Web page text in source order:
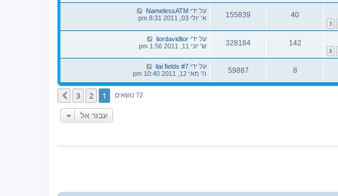
3
40
155839 על ידי NamelessATM
א' יולי 03, 2011 8:31 pm
8
142
328184 על ידי liordavidlior
ש' יוני 11, 2011 1:56 pm
8
59887 על ידי ilai fields #7
ה' מאי 12, 2011 10:40 pm
72 נושאים 1
2
3 הבא
עבור אל